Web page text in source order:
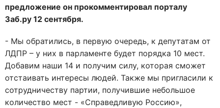
предложение он прокомментировал порталу
Заб.ру 12 сентября.
- Мы обратились, в первую очередь, к депутатам от
ЛДПР – у них в парламенте будет порядка 10 мест.
Добавим наши 14 и получим силу, которая сможет
отстаивать интересы людей. Также мы пригласили к
сотрудничеству партии, получившие небольшое
количество мест - «Справедливую Россию»,